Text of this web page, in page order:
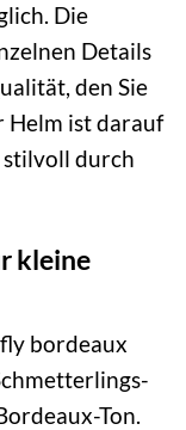
Die
Details
den Sie
Helm ist darauf
stilvoll durch
kleine
bordeaux
Ton.